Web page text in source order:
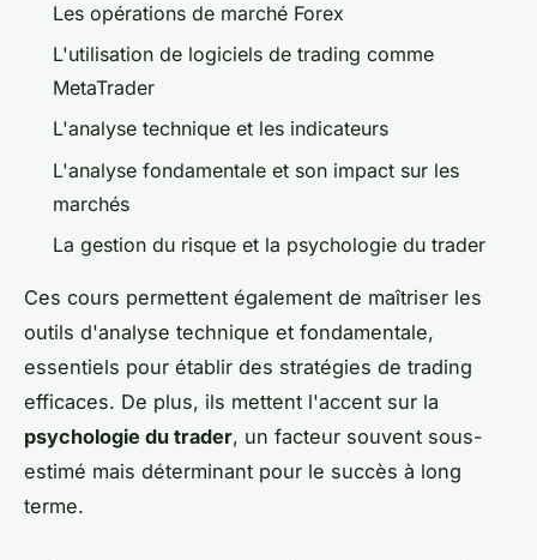
Les opérations de marché Forex
L'utilisation de logiciels de trading comme
MetaTrader
L'analyse technique et les indicateurs
L'analyse fondamentale et son impact sur les
marchés
La gestion du risque et la psychologie du trader
Ces cours permettent également de maîtriser les
outils d'analyse technique et fondamentale,
essentiels pour établir des stratégies de trading
efficaces. De plus, ils mettent l'accent sur la
psychologie du trader, un facteur souvent sous-
estimé mais déterminant pour le succès à long
terme.